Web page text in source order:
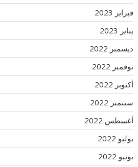
فبراير 2023
يناير 2023
ديسمبر 2022
نوفمبر 2022
أكتوبر 2022
سبتمبر 2022
أغسطس 2022
يوليو 2022
يونيو 2022